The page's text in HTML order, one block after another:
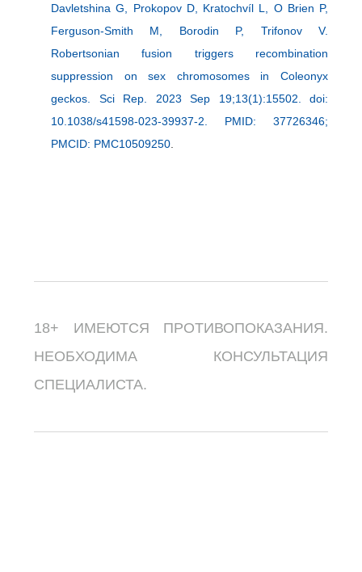
Davletshina G, Prokopov D, Kratochvíl L, O Brien P,
Ferguson-Smith M, Borodin P, Trifonov V.
Robertsonian fusion triggers recombination
suppression on sex chromosomes in Coleonyx
geckos. Sci Rep. 2023 Sep 19;13(1):15502. doi:
10.1038/s41598-023-39937-2. PMID: 37726346;
PMCID: PMC10509250
18+ ИМЕЮТСЯ ПРОТИВОПОКАЗАНИЯ.
НЕОБХОДИМА КОНСУЛЬТАЦИЯ
СПЕЦИАЛИСТА.